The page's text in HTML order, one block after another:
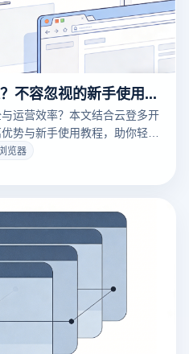
多开浏览器有哪些好处？不容忽视的新手使用教程
运营效率？本文结合云登多开
势与新手使用教程，助你轻松
览器